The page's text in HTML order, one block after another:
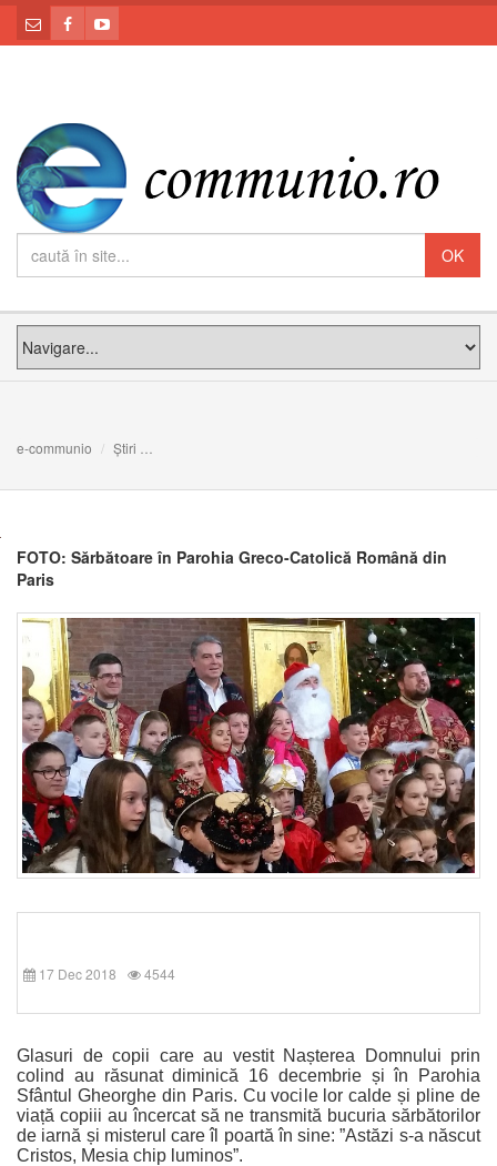
e-communio Știri
FOTO: Sărbătoare în Parohia Greco-Catolică Română din
Paris
17 Dec 2018 4544
Glasuri de copii care au vestit Nașterea Domnului prin
colind au răsunat diminică 16 decembrie și în Parohia
Sfântul Gheorghe din Paris. Cu vocile lor calde și pline de
viață copiii au încercat să ne transmită bucuria sărbătorilor
de iarnă și misterul care îl poartă în sine: ”Astăzi s-a născut
Cristos, Mesia chip luminos”.